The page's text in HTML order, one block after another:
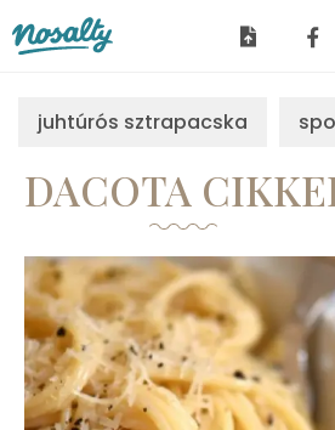
juhtúrós sztrapacska
DACOTA